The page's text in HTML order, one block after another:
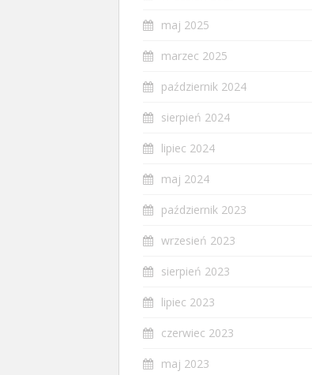
maj 2025
marzec 2025
październik 2024
sierpień 2024
lipiec 2024
maj 2024
październik 2023
wrzesień 2023
sierpień 2023
lipiec 2023
czerwiec 2023
maj 2023